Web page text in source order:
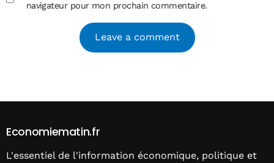
navigateur pour mon prochain commentaire.
Economiematin.fr
L'essentiel de l'information économique, politique et